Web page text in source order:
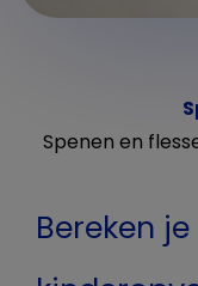
Spenen en